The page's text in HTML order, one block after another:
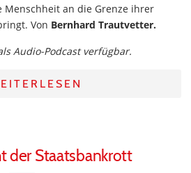
Menschheit an die Grenze ihrer
Von Bernhard Trautvetter.
Audio-Podcast verfügbar.
der Staatsbankrott